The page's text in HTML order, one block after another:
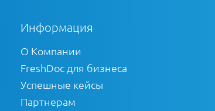
Информация
О Компании
FreshDoc для бизнеса
Успешные кейсы
Партнерам